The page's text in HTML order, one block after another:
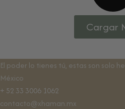
Cargar
El poder lo tienes tú, estas son solo
México
+ 52 33 3006 1062
contacto@xhaman.mx